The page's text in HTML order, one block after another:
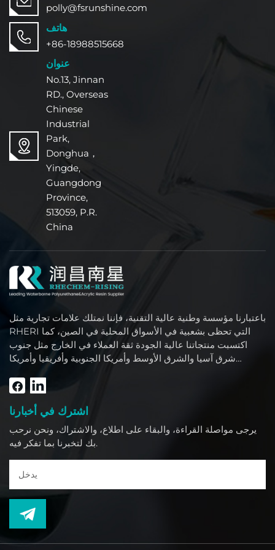
الجمالي الطبيعي للخشب. خشب، مما يجعلها مثالية
polly@fsrunshine.com
هاتف
+86-18988515668
عنوان
No.13, Jinnan
RD., Overseas
Chinese
Industrial
Park,
Donghua，
Yingde,
Guangdong
Province,
513059, P.R.
China
باعتبارنا مؤسسة وطنية عالية التقنية، فإننا نمتلك علامات تجارية مثل
RHERI التي تحظى بشعبية في الأسواق المحلية في الصين، كما
اكتسبت منتجاتنا عالية الجودة ثقة العملاء في الخارج مثل جنوب
شرق آسيا والشرق الأوسط وأمريكا الجنوبية وأفريقيا وأمريكا
اشترك في أخبارنا
يرجى مواصلة القراءة، والبقاء على اطلاع، والاشتراك، ونحن نرحب
بك لتخبرنا بما تفكر فيه.